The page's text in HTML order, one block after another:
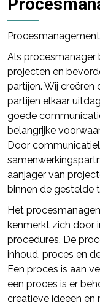
Als procesmanager
projecten en
partijen. Wij
partijen elkaar
goede
belangrijke
Door
aanjager van
binnen de gestelde
Het
kenmerkt zich door
procedures. De
inhoud, proces en
Een proces is aan
een proces is er
creatieve ideeën en